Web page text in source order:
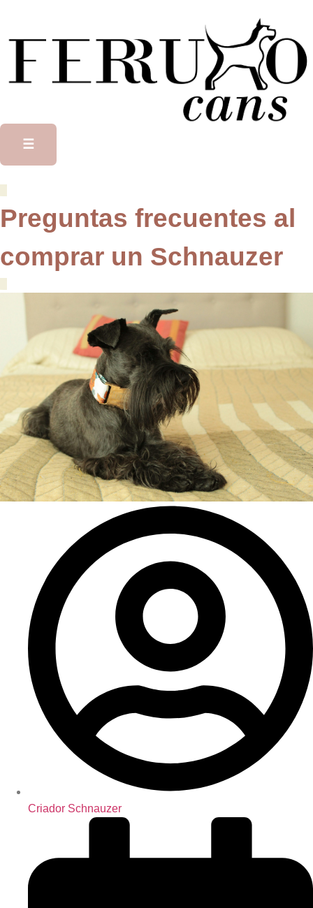
☰
Preguntas frecuentes al
comprar un Schnauzer
Criador Schnauzer